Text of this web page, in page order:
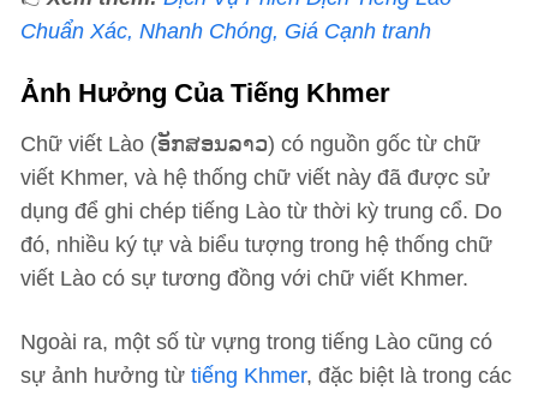
Chuẩn Xác, Nhanh Chóng, Giá Cạnh tranh
Ảnh Hưởng Của Tiếng Khmer
Chữ viết Lào (ອັກສອນລາວ) có nguồn gốc từ chữ
viết Khmer, và hệ thống chữ viết này đã được sử
dụng để ghi chép tiếng Lào từ thời kỳ trung cổ. Do
đó, nhiều ký tự và biểu tượng trong hệ thống chữ
viết Lào có sự tương đồng với chữ viết Khmer.
Ngoài ra, một số từ vựng trong tiếng Lào cũng có
sự ảnh hưởng từ tiếng Khmer, đặc biệt là trong các